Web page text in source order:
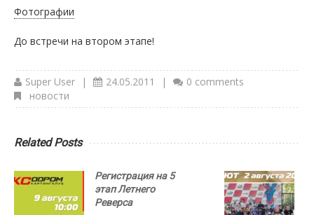
Фотографии
До встречи на втором этапе!
Super User | 24.05.2011 |
0 comments
новости
Related Posts
Регистрация на 5
этап Летнего
Реверса